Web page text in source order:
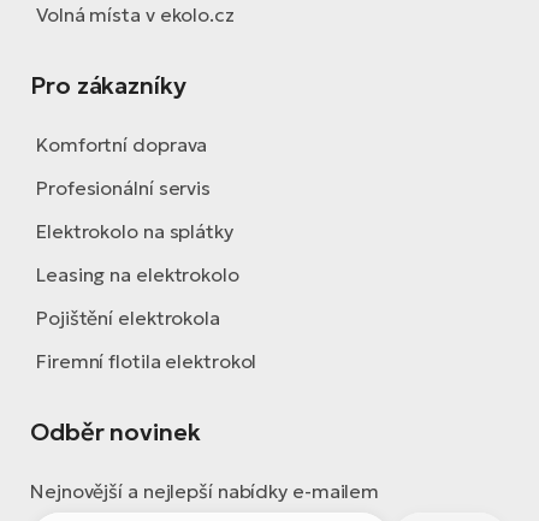
Volná místa v ekolo.cz
Pro zákazníky
Komfortní doprava
Profesionální servis
Elektrokolo na splátky
Leasing na elektrokolo
Pojištění elektrokola
Firemní flotila elektrokol
Odběr novinek
Nejnovější a nejlepší nabídky e-mailem